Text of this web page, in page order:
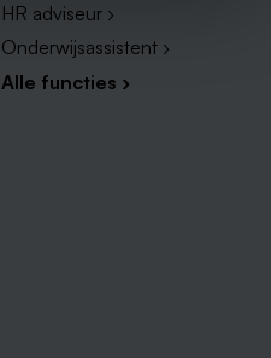
HR adviseur ›
Onderwijsassistent ›
Alle functies ›